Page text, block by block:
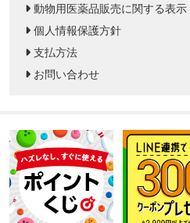
動物用医薬品販売に関する表示
個人情報保護方針
支払方法
お問い合わせ